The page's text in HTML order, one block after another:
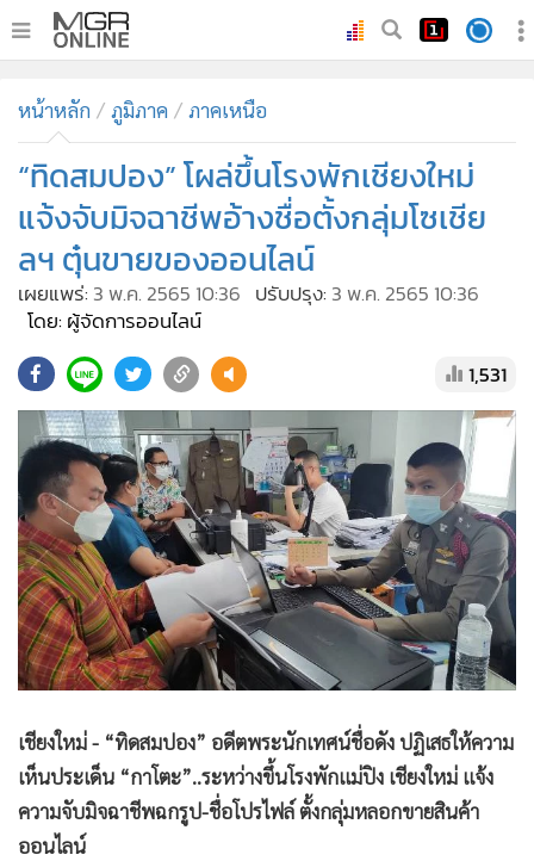
ทันเหตุการณ์
• ภาคใต้
ภูมิภาค
Online Section
• บันเทิง
ผู้จัดการรายวัน
• ละคร
CbizReview
•
Cyber BIZ
• ผู้จัดกวน
• Good health & Well-being
• Green Innovation & SD
• Management & HR
• MGR Live
• Infographic
• ท่องเที่ยว
• กีฬา
ต่างประเทศ
หน้าหลัก ภูมิภาค ภาคเหนือ
“ทิดสมปอง” โผล่ขึ้นโรงพักเชียงใหม่
แจ้งจับมิจฉาชีพอ้างชื่อตั้งกลุ่มโซเชีย
ลฯ ตุ๋นขายของออนไลน์
เผยแพร่: 3 พ.ค. 2565 10:36 ปรับปรุง: 3 พ.ค. 2565 10:36
โดย: ผู้จัดการออนไลน์
1,531
เชียงใหม่ - “ทิดสมปอง” อดีตพระนักเทศน์ชื่อดัง ปฏิเสธให้ความ
เห็นประเด็น “กาโตะ”..ระหว่างขึ้นโรงพักแม่ปิง เชียงใหม่ แจ้ง
ความจับมิจฉาชีพฉกรูป-ชื่อโปรไฟล์ ตั้งกลุ่มหลอกขายสินค้า
ออนไลน์